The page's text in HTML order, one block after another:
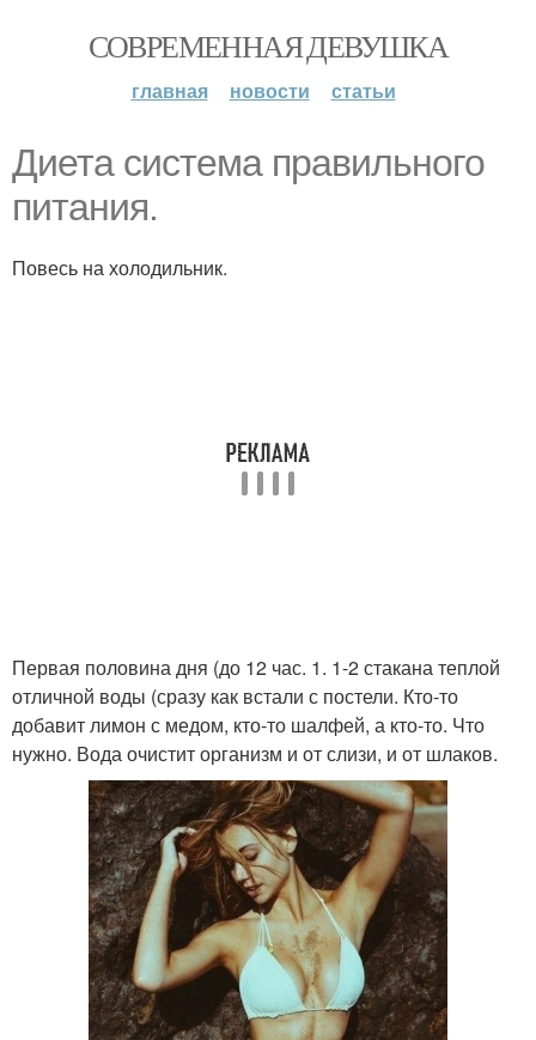
СОВРЕМЕННАЯ ДЕВУШКА
главная новости статьи
Диета система правильного
питания.
Повесь на холодильник.
Первая половина дня (до 12 час. 1. 1-2 стакана теплой
отличной воды (сразу как встали с постели. Кто-то
добавит лимон с медом, кто-то шалфей, а кто-то. Что
нужно. Вода очистит организм и от слизи, и от шлаков.